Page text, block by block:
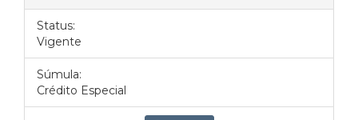
Status:
Vigente
Súmula:
Crédito Especial